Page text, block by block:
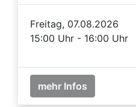
Freitag, 07.08.2026
15:00 Uhr - 16:00 Uhr
mehr Infos